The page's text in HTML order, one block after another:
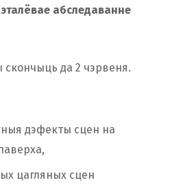
абследаванне
скончыць да 2 чэрвеня.
дэфекты сцен на
цагляных сцен